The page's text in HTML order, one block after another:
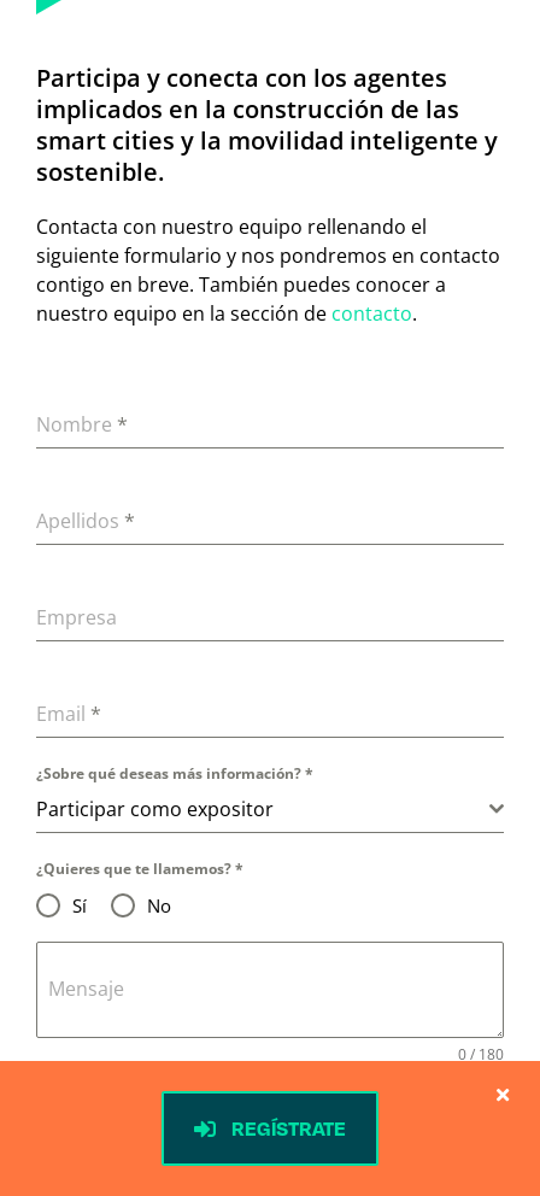
Participa y conecta con los agentes
implicados en la construcción de las
smart cities y la movilidad inteligente y
sostenible.
Contacta con nuestro equipo rellenando el
siguiente formulario y nos pondremos en contacto
contigo en breve. También puedes conocer a
nuestro equipo en la sección de contacto.
Nombre *
Apellidos *
Empresa
Email *
¿Sobre qué deseas más información?*
Participar como expositor
¿Quieres que te llamemos?*
Sí No
Mensaje
0 / 180
Acepto recibir comunicaciones sobre Greencities y
otros eventos de FYCMA a través de e-mail o medios
REGÍSTRATE